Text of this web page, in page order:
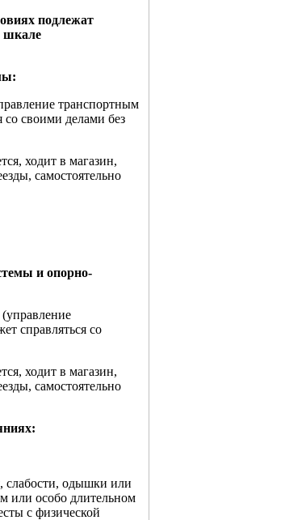
подлежат
шкале
транспортным
со своими делами без
ходит в магазин,
самостоятельно
и опорно-
(управление
справляться со
ходит в магазин,
самостоятельно
слабости, одышки или
или особо длительном
с физической